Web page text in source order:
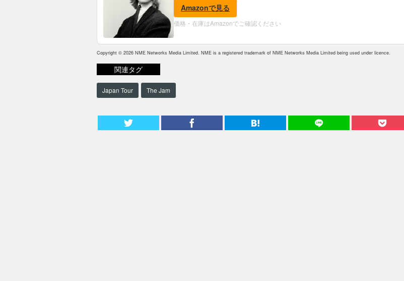
Amazonで見る
価格・在庫はAmazonでご確認ください
Copyright © 2026 NME Networks Media Limited. NME is a registered trademark of NME Networks Media Limited being used under licence.
関連タグ
Japan Tour The Jam